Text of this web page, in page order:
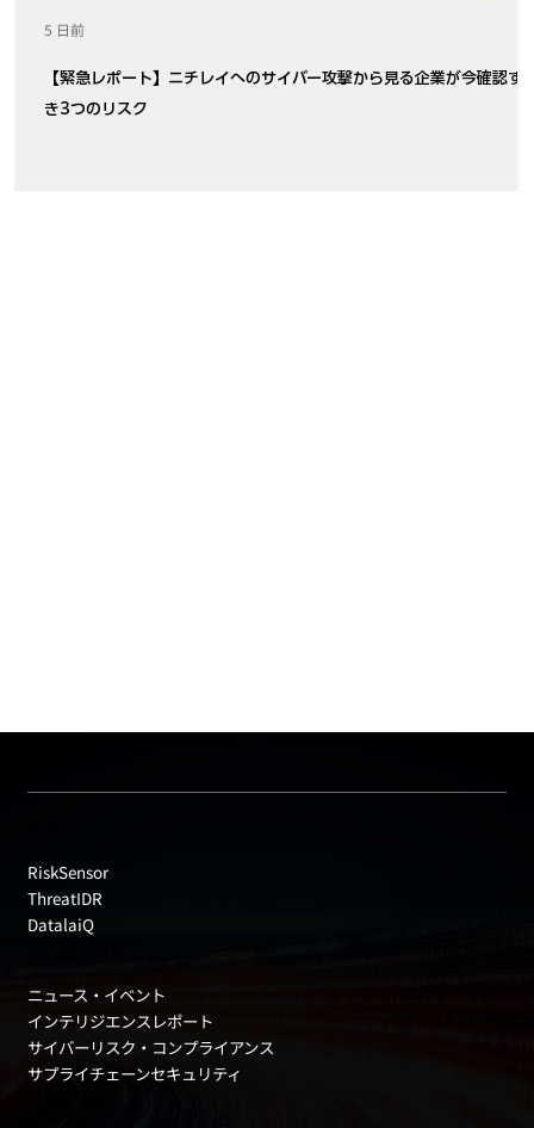
【緊急レポート】ニチレイへのサイバー攻撃から見る企業が今確認す
き3つのリスク
5 日前
RiskSensor
ThreatIDR
DatalaiQ
ニュース・イベント
インテリジエンスレポート
サイバーリスク・コンプライアンス
サプライチェーンセキュリティ